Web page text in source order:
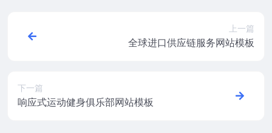
上一篇
全球进口供应链服务网站模板
下一篇
响应式运动健身俱乐部网站模板